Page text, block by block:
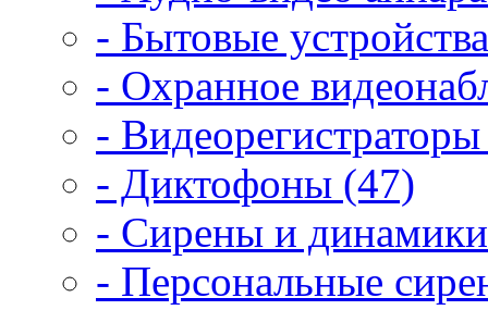
- Бытовые
- Охранное
-
- Диктофоны (47)
- Сирены и
- Персональные